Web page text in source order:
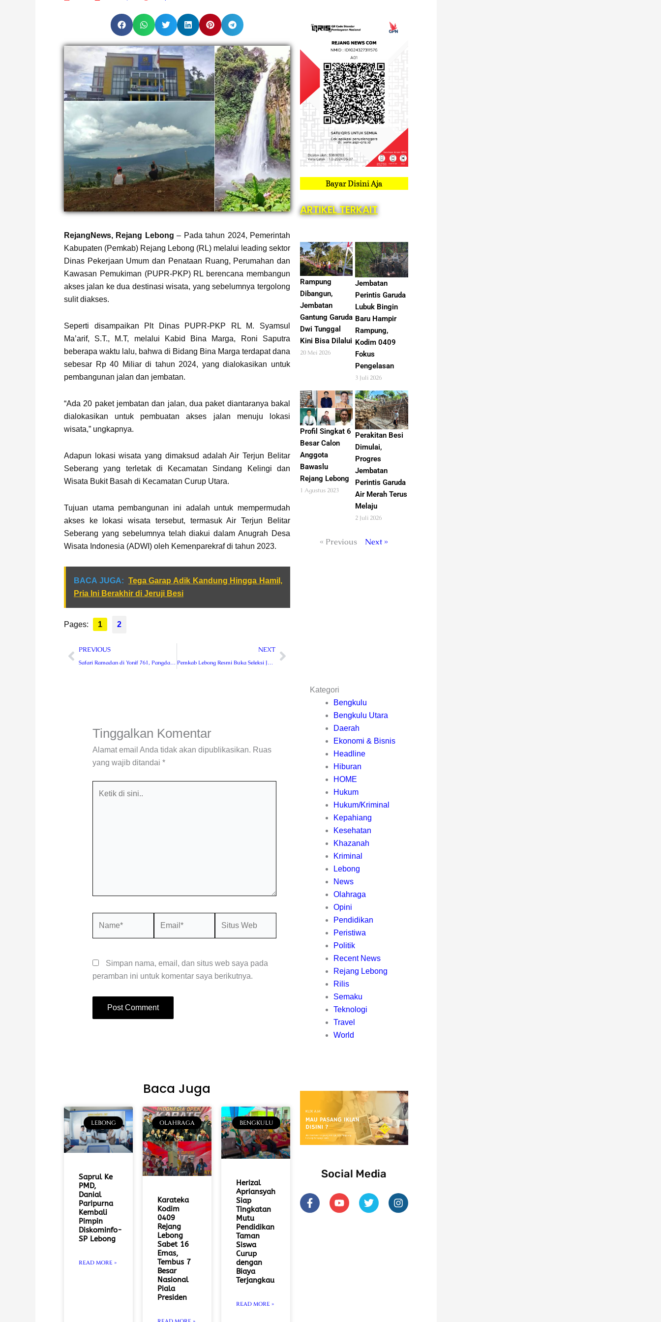
RejangNews, Rejang Lebong – Pada tahun 2024, Pemerintah
Kabupaten (Pemkab) Rejang Lebong (RL) melalui leading sektor
Dinas Pekerjaan Umum dan Penataan Ruang, Perumahan dan
Kawasan Pemukiman (PUPR-PKP) RL berencana membangun
akses jalan ke dua destinasi wisata, yang sebelumnya tergolong
sulit diakses.
Seperti disampaikan Plt Dinas PUPR-PKP RL M. Syamsul
Ma’arif, S.T., M.T, melalui Kabid Bina Marga, Roni Saputra
beberapa waktu lalu, bahwa di Bidang Bina Marga terdapat dana
sebesar Rp 40 Miliar di tahun 2024, yang dialokasikan untuk
pembangunan jalan dan jembatan.
“Ada 20 paket jembatan dan jalan, dua paket diantaranya bakal
dialokasikan untuk pembuatan akses jalan menuju lokasi
wisata,” ungkapnya.
Adapun lokasi wisata yang dimaksud adalah Air Terjun Belitar
Seberang yang terletak di Kecamatan Sindang Kelingi dan
Wisata Bukit Basah di Kecamatan Curup Utara.
Tujuan utama pembangunan ini adalah untuk mempermudah
akses ke lokasi wisata tersebut, termasuk Air Terjun Belitar
Seberang yang sebelumnya telah diakui dalam Anugrah Desa
Wisata Indonesia (ADWI) oleh Kemenparekraf di tahun 2023.
BACA JUGA: Tega Garap Adik Kandung Hingga Hamil,
Pria Ini Berakhir di Jeruji Besi
Pages:
Page
1
, Page
2
Prev
PREVIOUS
Safari Ramadan di Yonif 761, Pangdam Kasuari Sampaikan Penghargaan dan Terima Kasih kepada Prajuritnya
NEXT
Pemkab Lebong Resmi Buka Seleksi JPTP 10 Jabatan Eselon II
Next
Bayar Disini Aja
ARTIKEL TERKAIT
Rampung
Dibangun,
Jembatan
Gantung Garuda
Dwi Tunggal
Kini Bisa Dilalui
20 Mei 2026
Jembatan
Perintis Garuda
Lubuk Bingin
Baru Hampir
Rampung,
Kodim 0409
Fokus
Pengelasan
3 Juli 2026
Profil Singkat 6
Besar Calon
Anggota
Bawaslu
Rejang Lebong
1 Agustus 2023
Perakitan Besi
Dimulai,
Progres
Jembatan
Perintis Garuda
Air Merah Terus
Melaju
2 Juli 2026
« Previous Next »
Tinggalkan Komentar
Alamat email Anda tidak akan dipublikasikan. Ruas
yang wajib ditandai *
Simpan nama, email, dan situs web saya pada
peramban ini untuk komentar saya berikutnya.
Kategori
Bengkulu
Bengkulu Utara
Daerah
Ekonomi & Bisnis
Headline
Hiburan
HOME
Hukum
Hukum/Kriminal
Kepahiang
Kesehatan
Khazanah
Kriminal
Lebong
News
Olahraga
Opini
Pendidikan
Peristiwa
Politik
Recent News
Rejang Lebong
Rilis
Semaku
Teknologi
Travel
World
Baca Juga
LEBONG
Saprul Ke
PMD,
Danial
Paripurna
Kembali
Pimpin
Diskominfo-
SP Lebong
READ MORE »
OLAHRAGA
Karateka
Kodim
0409
Rejang
Lebong
Sabet 16
Emas,
Tembus 7
Besar
Nasional
Piala
Presiden
BENGKULU
Herizal
Apriansyah
Siap
Tingkatan
Mutu
Pendidikan
Taman
Siswa
Curup
dengan
Biaya
Terjangkau
READ MORE »
Social Media
F
a
c
Y
o
u
T
w
i
I
n
s